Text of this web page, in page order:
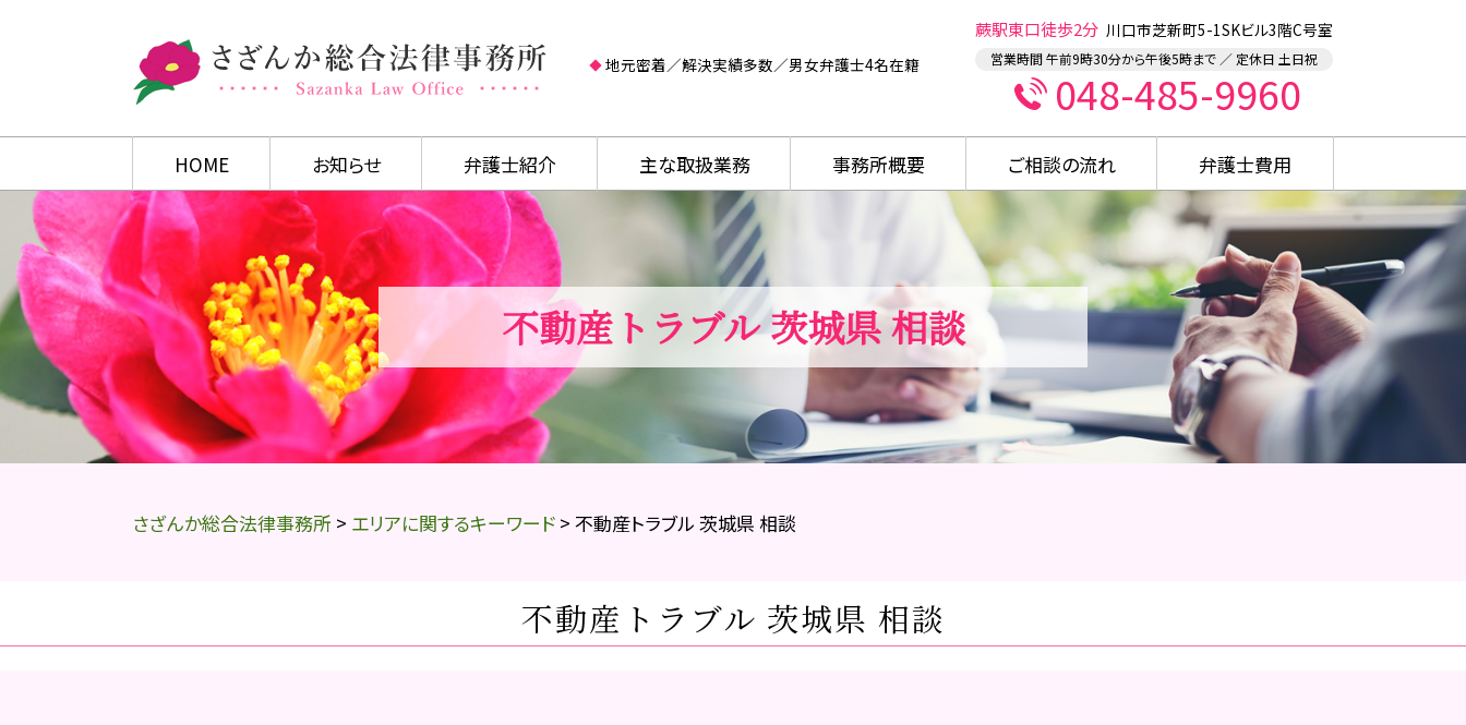
不動産トラブル 茨城県 相談
地元密着／解決実績多数／男女弁護士4名在籍
蕨駅東口徒歩2分 川口市芝新町5-1SKビル3階C号室
営業時間 午前9時30分から午後5時まで ／ 定休日 土日祝
048-485-9960
HOME お知らせ 弁護士紹介 主な取扱業務 事務所概要 ご相談の流れ 弁護士費用
さざんか総合法律事務所 > エリアに関するキーワード > 不動産トラブル 茨城県 相談
不動産トラブル 茨城県 相談